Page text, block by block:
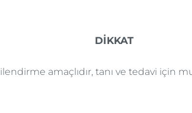
DİKKAT
amaçlıdır, tanı ve tedavi için